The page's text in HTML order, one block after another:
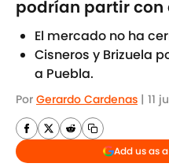
podrían partir con
El mercado no ha
Cisneros y Brizuela
a Puebla.
Por Gerardo Cardenas | 11
Add us as